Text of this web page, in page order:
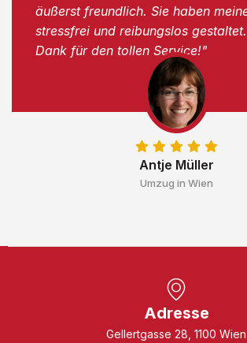
Antje Müller
Umzug in Wien
äußerst freundlich. Sie haben
stressfrei und reibungslos
Dank für den tollen Service!"
Adresse
Gellertgasse 28, 1100 Wien